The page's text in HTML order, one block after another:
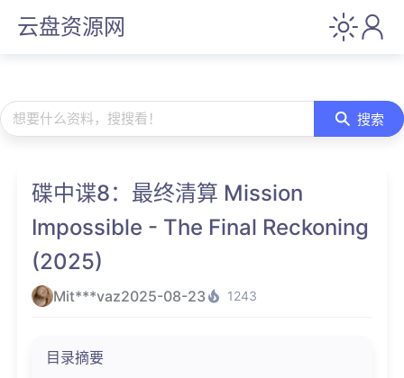
云盘资源网
想要什么资料，搜搜看！ 搜索
碟中谍8：最终清算 Mission
Impossible - The Final Reckoning
(2025)
Mit***vaz2025-08-23 1243
目录摘要